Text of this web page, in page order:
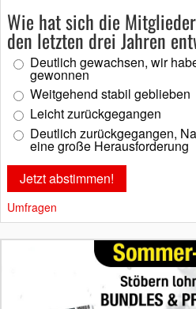
Wie hat sich die
den letzten drei Jahren
Deutlich gewachsen, wir
gewonnen
Weitgehend stabil geblieben
Leicht zurückgegangen
Deutlich zurückgegangen,
eine große Herausforderung
Umfragen